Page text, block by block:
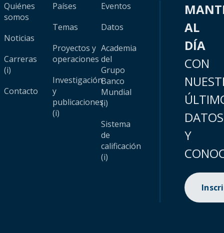
Quiénes
somos
Noticias
Carreras
(i)
Contacto
Países
Temas
Proyectos y
operaciones
Investigación
y
publicaciones
(i)
Eventos
Datos
Academia
del
Grupo
Banco
Mundial
(i)
Sistema
de
calificación
(i)
AL
DÍA
CON
DATOS
Y